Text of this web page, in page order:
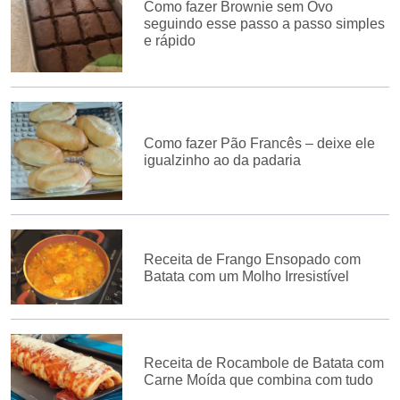
Como fazer Brownie sem Ovo
seguindo esse passo a passo simples
e rápido
Como fazer Pão Francês – deixe ele
igualzinho ao da padaria
Receita de Frango Ensopado com
Batata com um Molho Irresistível
Receita de Rocambole de Batata com
Carne Moída que combina com tudo